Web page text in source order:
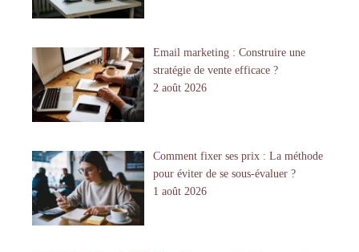
Email marketing : Construire une
stratégie de vente efficace ?
2 août 2026
Comment fixer ses prix : La méthode
pour éviter de se sous-évaluer ?
1 août 2026